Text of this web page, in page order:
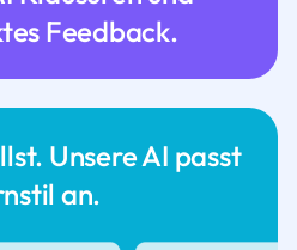
Unsere AI passt
an.
Feedback.